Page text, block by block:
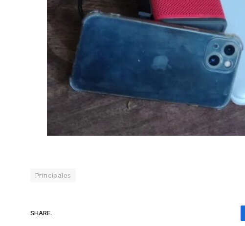
Principales
SHARE.